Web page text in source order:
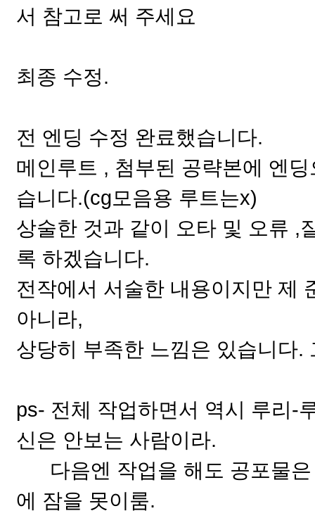
서 참고로 써 주세요
최종 수정.
전 엔딩 수정 완료했습니다.
메인루트 , 첨부된 공략본에 엔
습니다.(cg모음용 루트는x)
상술한 것과 같이 오타 및 오류 ,
록 하겠습니다.
전작에서 서술한 내용이지만 제
아니라,
상당히 부족한 느낌은 있습니다.
ps- 전체 작업하면서 역시 루리-
신은 안보는 사람이라.
다음엔 작업을 해도 공포물은
에 잠을 못이룸.